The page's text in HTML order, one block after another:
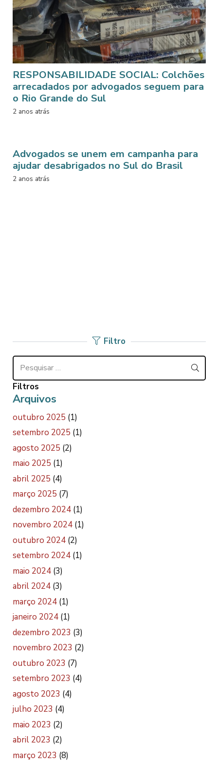
RESPONSABILIDADE SOCIAL: Colchões
arrecadados por advogados seguem para
o Rio Grande do Sul
2 anos atrás
Advogados se unem em campanha para
ajudar desabrigados no Sul do Brasil
2 anos atrás
Filtro
Pesquisar
por:
Filtros
Arquivos
outubro 2025 (1)
setembro 2025 (1)
agosto 2025 (2)
maio 2025 (1)
abril 2025 (4)
março 2025 (7)
dezembro 2024(1)
novembro 2024(1)
outubro 2024(2)
setembro 2024(1)
maio 2024(3)
abril 2024(3)
março 2024(1)
janeiro 2024(1)
dezembro 2023 (3)
novembro 2023 (2)
outubro 2023 (7)
setembro 2023 (4)
agosto 2023 (4)
julho 2023 (4)
maio 2023 (2)
abril 2023 (2)
março 2023 (8)